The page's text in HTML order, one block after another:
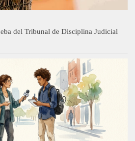
del Tribunal de Disciplina Judicial